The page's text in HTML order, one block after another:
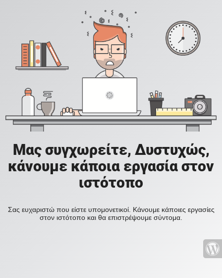
Μας συγχωρείτε, Δυστυχώς,
κάνουμε κάποια εργασία στον
ιστότοπο
Σας ευχαριστώ που είστε υπομονετικοί. Κάνουμε κάποιες εργασίες
στον ιστότοπο και θα επιστρέψουμε σύντομα.